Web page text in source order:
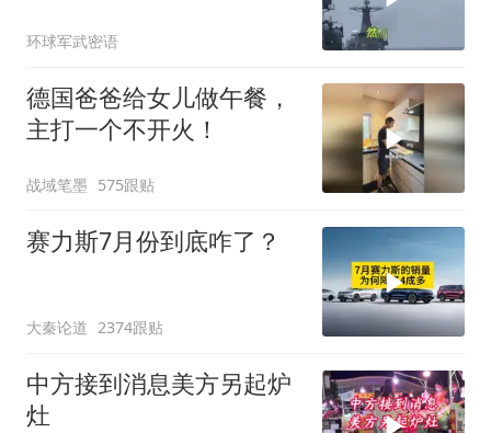
环球军武密语
德国爸爸给女儿做午餐，
主打一个不开火！
战域笔墨 575跟贴
赛力斯7月份到底咋了？
大秦论道 2374跟贴
中方接到消息美方另起炉
灶